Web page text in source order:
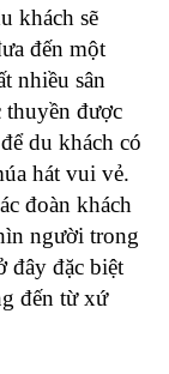
khách sẽ
đến một
nhiều sân
thuyền được
du khách có
hát vui vẻ.
đoàn khách
người trong
đây đặc biệt
đến từ xứ